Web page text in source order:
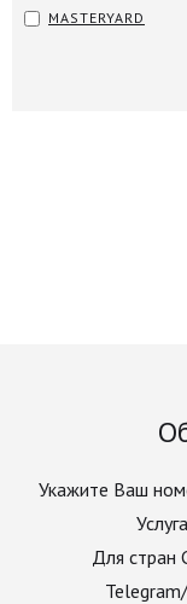
MASTERYARD
Укажите Ваш
Для стран